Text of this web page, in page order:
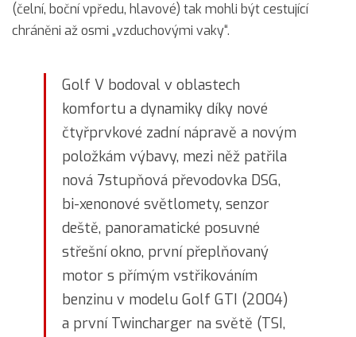
(čelní, boční vpředu, hlavové) tak mohli být cestující
chráněni až osmi „vzduchovými vaky“.
Golf V bodoval v oblastech
komfortu a dynamiky díky nové
čtyřprvkové zadní nápravě a novým
položkám výbavy, mezi něž patřila
nová 7stupňová převodovka DSG,
bi-xenonové světlomety, senzor
deště, panoramatické posuvné
střešní okno, první přeplňovaný
motor s přímým vstřikováním
benzinu v modelu Golf GTI (2004)
a první Twincharger na světě (TSI,